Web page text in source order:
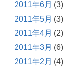
2011年6月 (3)
2011年5月 (3)
2011年4月 (2)
2011年3月 (6)
2011年2月 (4)